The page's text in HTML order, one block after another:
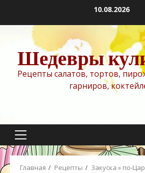
содержимому
10.08.2026
Шедевры
Рецепты салатов, тортов,
гарниров,
Основное
меню
Главная Рецепты Закуска » по-